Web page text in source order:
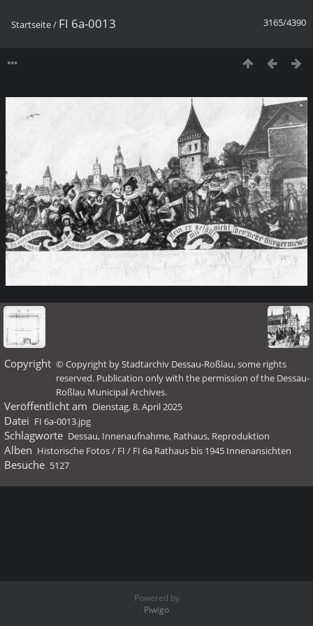
3165/4390
Startseite/ FI 6a-0013
Copyright © Copyright by Stadtarchiv Dessau-Roßlau, some rights
reserved. Publication only with the permission of the Dessau-
Roßlau Municipal Archives.
Veröffentlicht am Dienstag, 8. April 2025
Datei FI 6a-0013.jpg
Schlagworte Dessau, Innenaufnahme, Rathaus, Reproduktion
Alben Historische Fotos/ FI / FI 6a Rathaus bis 1945 Innenansichten
Besuche 5127
Powered by
Piwigo